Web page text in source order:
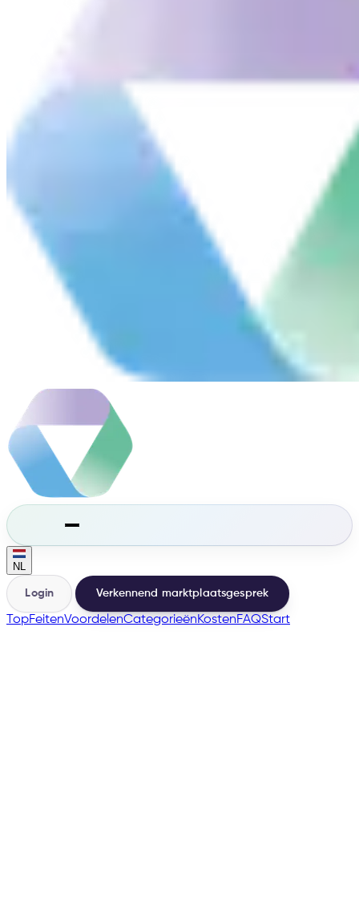
NL
Login Verkennend marktplaatsgesprek
TopFeitenVoordelenCategorieënKostenFAQStart